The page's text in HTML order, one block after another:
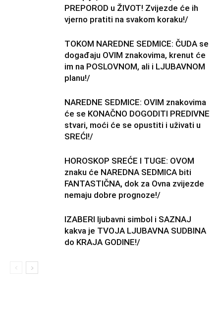
PREPOROD u ŽIVOT! Zvijezde će ih
vjerno pratiti na svakom koraku!/
TOKOM NAREDNE SEDMICE: ČUDA se
događaju OVIM znakovima, krenut će
im na POSLOVNOM, ali i LJUBAVNOM
planu!/
NAREDNE SEDMICE: OVIM znakovima
će se KONAČNO DOGODITI PREDIVNE
stvari, moći će se opustiti i uživati u
SREĆI!/
HOROSKOP SREĆE I TUGE: OVOM
znaku će NAREDNA SEDMICA biti
FANTASTIČNA, dok za Ovna zvijezde
nemaju dobre prognoze!/
IZABERI ljubavni simbol i SAZNAJ
kakva je TVOJA LJUBAVNA SUDBINA
do KRAJA GODINE!/